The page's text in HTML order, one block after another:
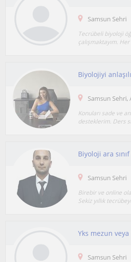
Samsun Sehri
Tecrübeli biyoloji
çalışmaktayım.
Samsun Sehri,
Konuları sade ve
desteklerim. Ders
Samsun Sehri
Birebir ve online
Sekiz yıllık
Samsun Sehri